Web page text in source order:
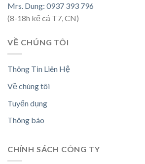
Mrs. Dung: 0937 393 796
(8-18h kể cả T7, CN)
VỀ CHÚNG TÔI
Thông Tin Liên Hệ
Về chúng tôi
Tuyển dụng
Thông báo
CHÍNH SÁCH CÔNG TY